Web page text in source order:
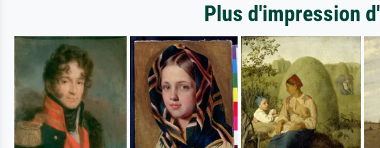
Plus d'impression